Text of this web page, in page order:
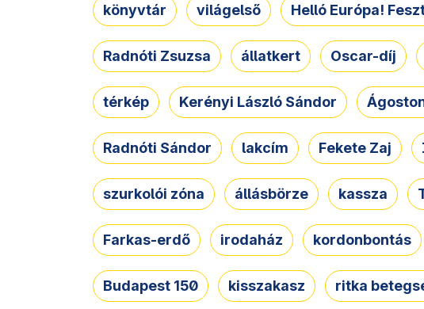
könyvtár világelső Helló Európa!
Radnóti Zsuzsa állatkert Oscar-díj
térkép Kerényi László Sándor
Radnóti Sándor lakcím Fekete Zaj
szurkolói zóna állásbörze kassza
Farkas-erdő irodaház kordonbontás
Budapest 150 kisszakasz ritka